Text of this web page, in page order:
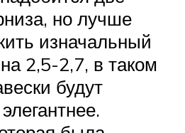
но лучше
изначальный
2,5-2,7, в таком
будут